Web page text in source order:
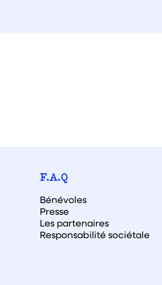
F.A.Q
Bénévoles
Presse
Les partenaires
Responsabilité sociétale